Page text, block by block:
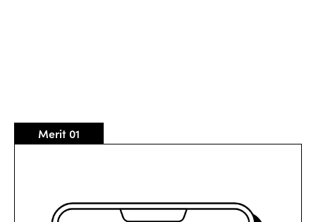
Merit 01